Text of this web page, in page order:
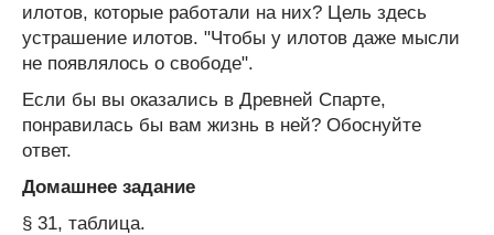
илотов, которые работали на них? Цель здесь
устрашение илотов. "Чтобы у илотов даже мысли
не появлялось о свободе".
Если бы вы оказались в Древней Спарте,
понравилась бы вам жизнь в ней? Обоснуйте
ответ.
Домашнее задание
§ 31, таблица.